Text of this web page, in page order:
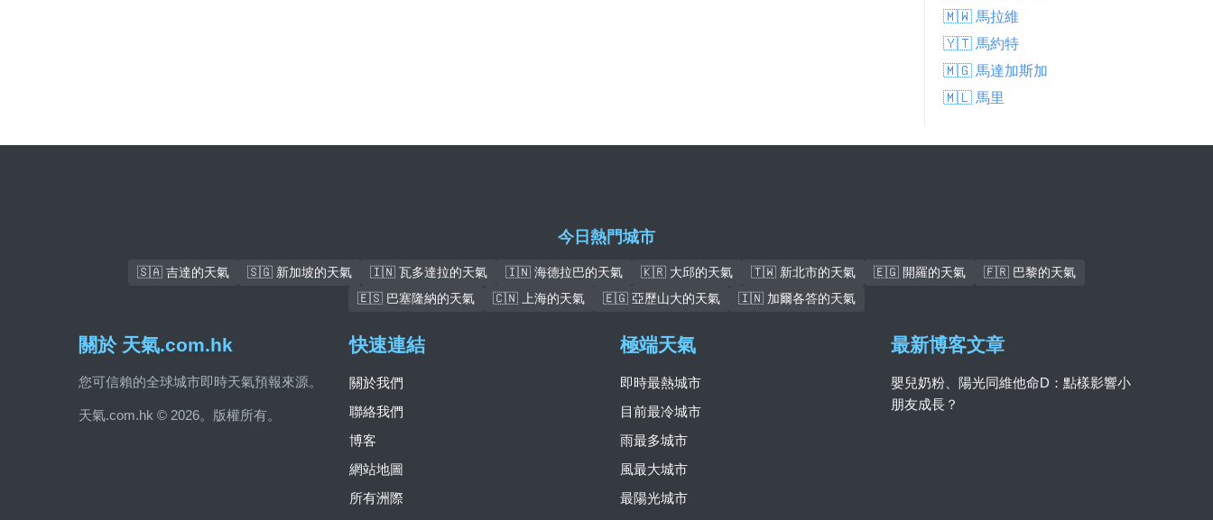
🇲🇼 馬拉維
🇾🇹 馬約特
🇲🇬 馬達加斯加
🇲🇱 馬里
今日熱門城市
🇸🇦 吉達的天氣 🇸🇬 新加坡的天氣 🇮🇳 瓦多達拉的天氣 🇮🇳 海德拉巴的天氣 🇰🇷 大邱的天氣 🇹🇼 新北市的天氣 🇪🇬 開羅的天氣
🇫🇷 巴黎的天氣
🇪🇸 巴塞隆納的天氣
🇨🇳 上海的天氣 🇪🇬 亞歷山大的天氣 🇮🇳 加爾各答的天氣
關於 天氣.com.hk
您可信賴的全球城市即時天氣預報來源。
天氣.com.hk © 2026。版權所有。
快速連結
關於我們
聯絡我們
博客
網站地圖
所有洲際
極端天氣
即時最熱城市
目前最冷城市
雨最多城市
風最大城市
最陽光城市
最新博客文章
嬰兒奶粉、陽光同維他命D：點樣影響小
朋友成長？